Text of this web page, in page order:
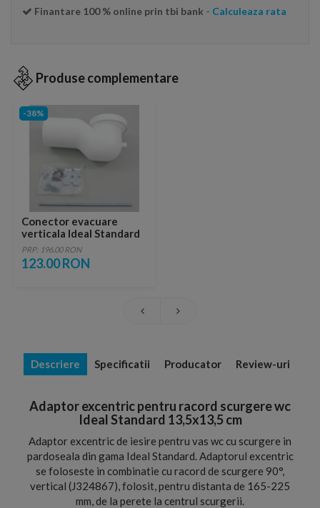
Finantare 100 % online prin tbi bank - Calculeaza rata
Produse complementare
-38%
Conector evacuare
verticala Ideal Standard
pentru Vas WC Connect
PRP: 196.00 RON
123.00 RON
Descriere Specificatii Producator Review-uri
Adaptor excentric pentru racord scurgere wc
Ideal Standard 13,5x13,5 cm
Adaptor excentric de iesire pentru vas wc cu scurgere in
pardoseala din gama Ideal Standard. Adaptorul excentric
se foloseste in combinatie cu racord de scurgere 90°,
vertical (J324867), folosit, pentru distanta de 165-225
mm, de la perete la centrul scurgerii.